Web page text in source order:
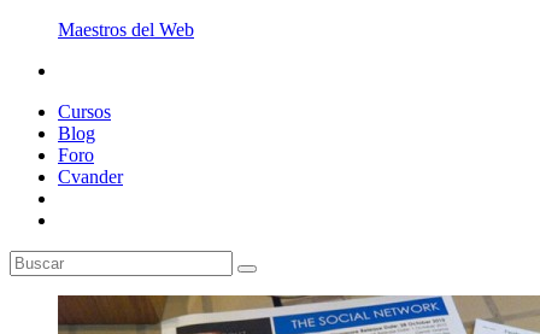
Maestros del Web
Cursos
Blog
Foro
Cvander